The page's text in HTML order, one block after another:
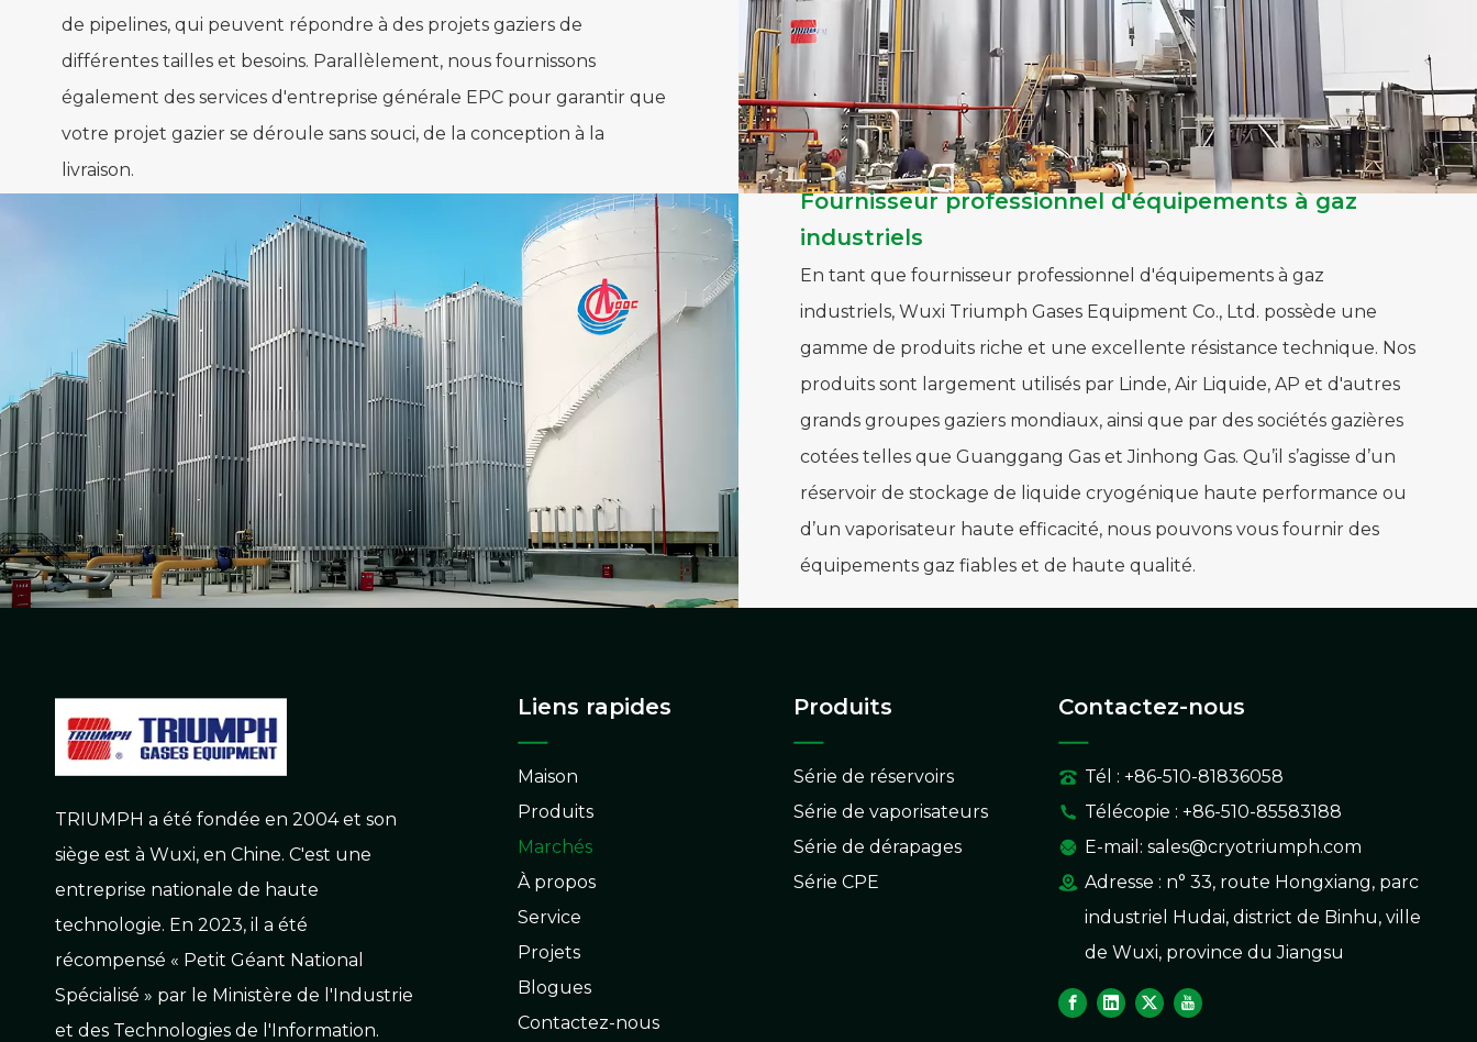
de pipelines, qui peuvent répondre à des projets gaziers de
différentes tailles et besoins. Parallèlement, nous fournissons
également des services d'entreprise générale EPC pour garantir que
votre projet gazier se déroule sans souci, de la conception à la
livraison.
Fournisseur professionnel d'équipements à gaz
industriels
En tant que fournisseur professionnel d'équipements à gaz
industriels, Wuxi Triumph Gases Equipment Co., Ltd. possède une
gamme de produits riche et une excellente résistance technique. Nos
produits sont largement utilisés par Linde, Air Liquide, AP et d'autres
grands groupes gaziers mondiaux, ainsi que par des sociétés gazières
cotées telles que Guanggang Gas et Jinhong Gas. Qu’il s’agisse d’un
réservoir de stockage de liquide cryogénique haute performance ou
d’un vaporisateur haute efficacité, nous pouvons vous fournir des
équipements gaz fiables et de haute qualité.
TRIUMPH a été fondée en 2004 et son
siège est à Wuxi, en Chine. C'est une
entreprise nationale de haute
technologie. En 2023, il a été
récompensé « Petit Géant National
Spécialisé » par le Ministère de l'Industrie
et des Technologies de l'Information.
Liens rapides
Maison
Produits
Marchés
À propos
Service
Projets
Blogues
Contactez-nous
Produits
Série de réservoirs
Série de vaporisateurs
Série de dérapages
Série CPE
Contactez-nous
Tél : +86-510-81836058
Télécopie : +86-510-85583188
E-mail: sales@cryotriumph.com
Adresse : n° 33, route Hongxiang, parc
industriel Hudai, district de Binhu, ville
de Wuxi, province du Jiangsu